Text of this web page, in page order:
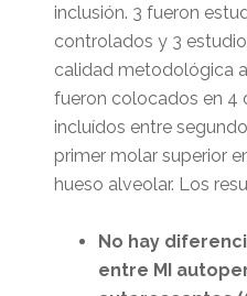
inclusión. 3 fueron
controlados y 3
calidad metodológica
fueron colocados en 4
incluídos entre
primer molar superior
hueso alveolar. Los
No hay
entre MI